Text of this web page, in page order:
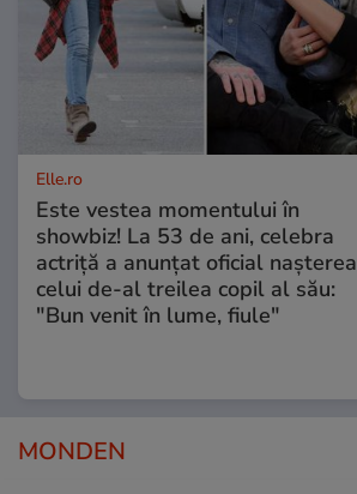
Elle.ro
Este vestea momentului în
showbiz! La 53 de ani, celebra
actriță a anunțat oficial nașterea
celui de-al treilea copil al său:
"Bun venit în lume, fiule"
MONDEN